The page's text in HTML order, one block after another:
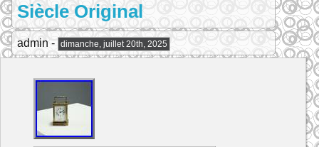
Siècle Original
admin - dimanche, juillet 20th, 2025